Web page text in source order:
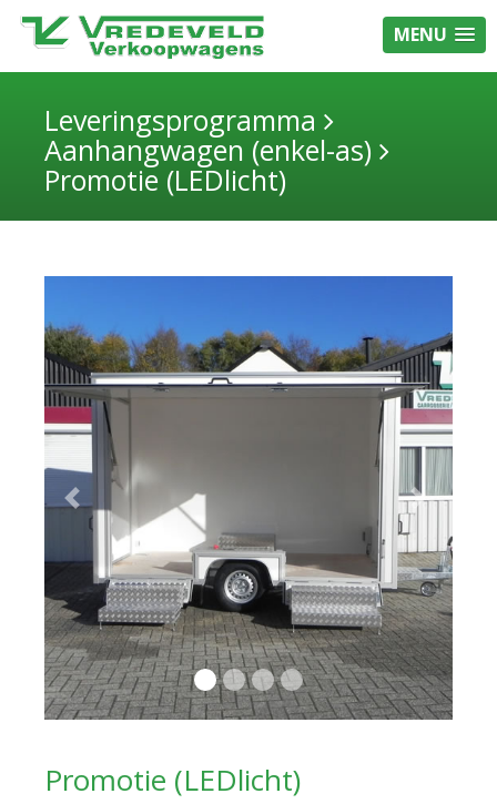
MENU
Leveringsprogramma
Aanhangwagen (enkel-as)
Promotie (LEDlicht)
Previous Next
Promotie (LEDlicht)